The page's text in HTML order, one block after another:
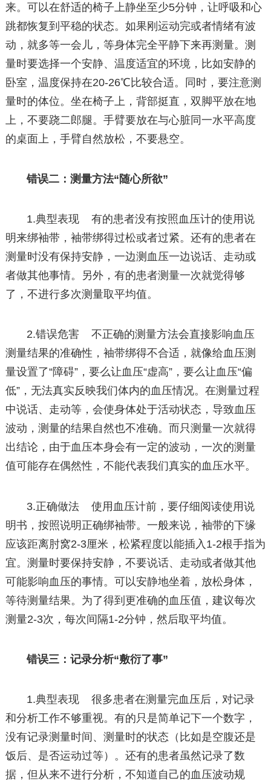
来。可以在舒适的椅子上静坐至少5分钟，让呼吸和心
跳都恢复到平稳的状态。如果刚运动完或者情绪有波
动，就多等一会儿，等身体完全平静下来再测量。测
量时要选择一个安静、温度适宜的环境，比如安静的
卧室，温度保持在20-26℃比较合适。同时，要注意测
量时的体位。坐在椅子上，背部挺直，双脚平放在地
上，不要跷二郎腿。手臂要放在与心脏同一水平高度
的桌面上，手臂自然放松，不要悬空。
错误二：测量方法“随心所欲”
1.典型表现 有的患者没有按照血压计的使用说
明来绑袖带，袖带绑得过松或者过紧。还有的患者在
测量时没有保持安静，一边测血压一边说话、走动或
者做其他事情。另外，有的患者测量一次就觉得够
了，不进行多次测量取平均值。
2.错误危害 不正确的测量方法会直接影响血压
测量结果的准确性，袖带绑得不合适，就像给血压测
量设置了“障碍”，要么让血压“虚高”，要么让血压“偏
低”，无法真实反映我们体内的血压情况。在测量过程
中说话、走动等，会使身体处于活动状态，导致血压
波动，测量的结果自然也不准确。而只测量一次就得
出结论，由于血压本身会有一定的波动，一次的测量
值可能存在偶然性，不能代表我们真实的血压水平。
3.正确做法 使用血压计前，要仔细阅读使用说
明书，按照说明正确绑袖带。一般来说，袖带的下缘
应该距离肘窝2-3厘米，松紧程度以能插入1-2根手指为
宜。测量时要保持安静，不要说话、走动或者做其他
可能影响血压的事情。可以安静地坐着，放松身体，
等待测量结果。为了得到更准确的血压值，建议每次
测量2-3次，每次间隔1-2分钟，然后取平均值。
错误三：记录分析“敷衍了事”
1.典型表现 很多患者在测量完血压后，对记录
和分析工作不够重视。有的只是简单记下一个数字，
没有记录测量时间、测量时的状态（比如是空腹还是
饭后、是否运动过等）。还有的患者虽然记录了数
据，但从来不进行分析，不知道自己的血压波动规